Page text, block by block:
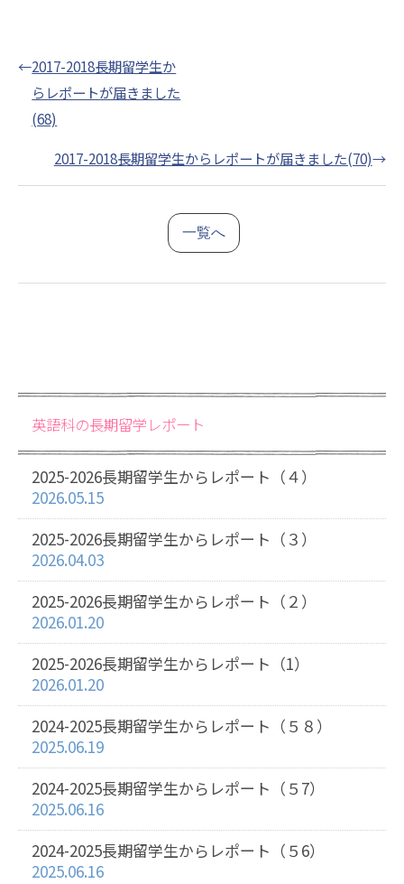
←2017-2018長期留学生か
らレポートが届きました
(68)
2017-2018長期留学生からレポートが届きました(70)→
一覧へ
英語科の長期留学レポート
2025-2026長期留学生からレポート（４）
2026.05.15
2025-2026長期留学生からレポート（３）
2026.04.03
2025-2026長期留学生からレポート（２）
2026.01.20
2025-2026長期留学生からレポート（1）
2026.01.20
2024-2025長期留学生からレポート（５８）
2025.06.19
2024-2025長期留学生からレポート（５7）
2025.06.16
2024-2025長期留学生からレポート（５6）
2025.06.16